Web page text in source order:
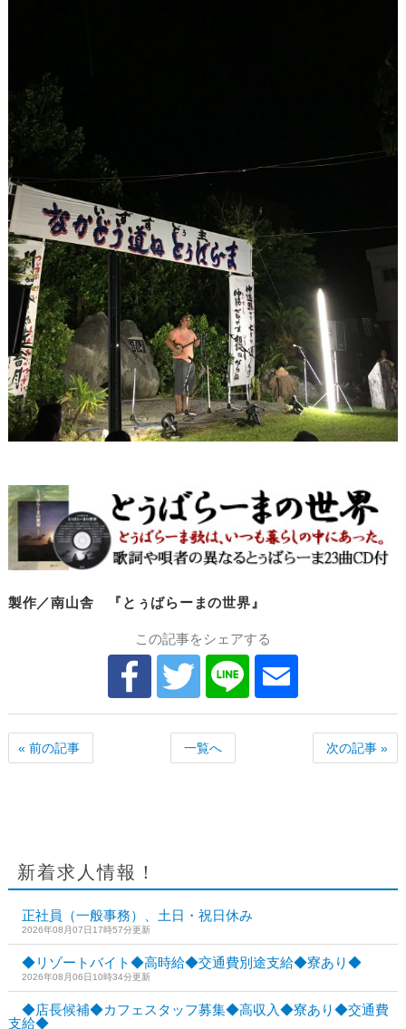
製作／南山舎 『とぅばらーまの世界』
この記事をシェアする
« 前の記事 一覧へ 次の記事 »
新着求人情報！
正社員（一般事務）、土日・祝日休み
2026年08月07日17時57分更新
◆リゾートバイト◆高時給◆交通費別途支給◆寮あり◆
2026年08月06日10時34分更新
◆店長候補◆カフェスタッフ募集◆高収入◆寮あり◆交通費
支給◆